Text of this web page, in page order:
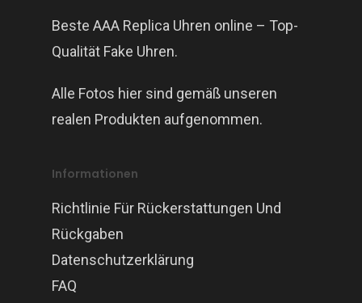
Beste AAA Replica Uhren online – Top-
Qualität Fake Uhren.
Alle Fotos hier sind gemäß unseren
realen Produkten aufgenommen.
Informationen
Richtlinie Für Rückerstattungen Und
Rückgaben
Datenschutzerklärung
FAQ